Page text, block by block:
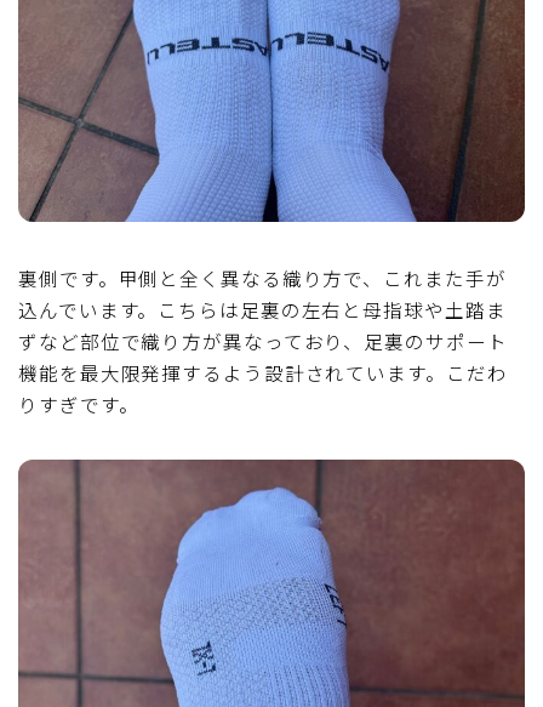
裏側です。甲側と全く異なる織り方で、これまた手が
込んでいます。こちらは足裏の左右と母指球や土踏ま
ずなど部位で織り方が異なっており、足裏のサポート
機能を最大限発揮するよう設計されています。こだわ
りすぎです。